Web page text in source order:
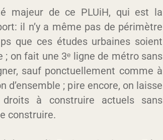
majeur de ce PLUiH, qui est la
il n’y a même pas de périmètre
que ces études urbaines soient
; on fait une 3ᵉ ligne de métro sans
sauf ponctuellement comme à
d’ensemble ; pire encore, on laisse
à construire actuels sans
construire.